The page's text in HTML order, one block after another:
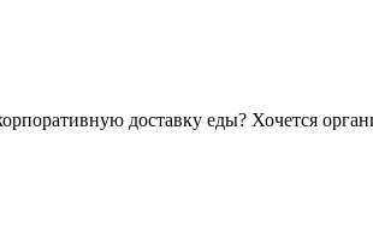
доставку еды? Хочется